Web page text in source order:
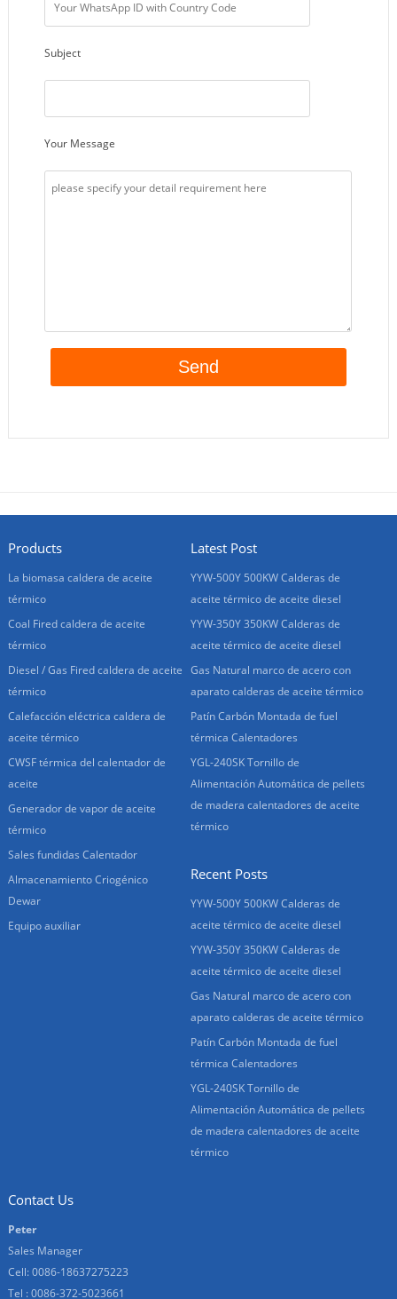
Subject
Your Message
Products
La biomasa caldera de aceite
térmico
Coal Fired caldera de aceite
térmico
Diesel / Gas Fired caldera de aceite
térmico
Calefacción eléctrica caldera de
aceite térmico
CWSF térmica del calentador de
aceite
Generador de vapor de aceite
térmico
Sales fundidas Calentador
Almacenamiento Criogénico
Dewar
Equipo auxiliar
Latest Post
YYW-500Y 500KW Calderas de
aceite térmico de aceite diesel
YYW-350Y 350KW Calderas de
aceite térmico de aceite diesel
Gas Natural marco de acero con
aparato calderas de aceite térmico
Patín Carbón Montada de fuel
térmica Calentadores
YGL-240SK Tornillo de
Alimentación Automática de pellets
de madera calentadores de aceite
térmico
Recent Posts
YYW-500Y 500KW Calderas de
aceite térmico de aceite diesel
YYW-350Y 350KW Calderas de
aceite térmico de aceite diesel
Gas Natural marco de acero con
aparato calderas de aceite térmico
Patín Carbón Montada de fuel
térmica Calentadores
YGL-240SK Tornillo de
Alimentación Automática de pellets
de madera calentadores de aceite
térmico
Contact Us
Peter
Sales Manager
Cell: 0086-18637275223
Tel : 0086-372-5023661